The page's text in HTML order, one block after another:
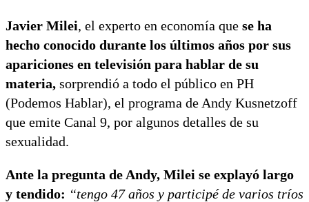
Javier Milei, el experto en economía que se ha
hecho conocido durante los últimos años por sus
apariciones en televisión para hablar de su
materia, sorprendió a todo el público en PH
(Podemos Hablar), el programa de Andy Kusnetzoff
que emite Canal 9, por algunos detalles de su
sexualidad.
Ante la pregunta de Andy, Milei se explayó largo
y tendido: “tengo 47 años y participé de varios tríos